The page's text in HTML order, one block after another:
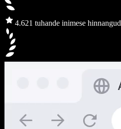
4.621 tuhande inimese hinnangud